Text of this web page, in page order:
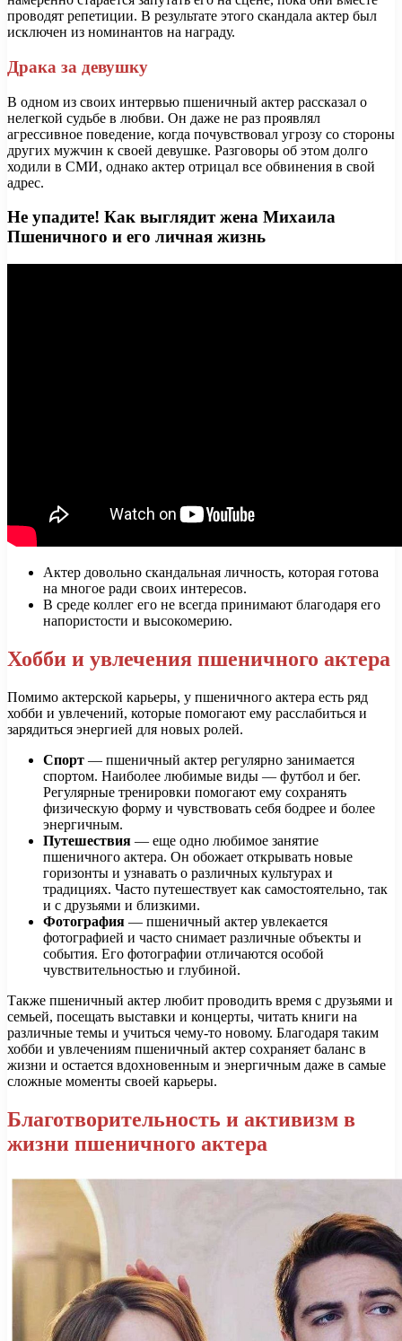
проводят репетиции. В результате этого скандала актер был
исключен из номинантов на награду.
Драка за девушку
В одном из своих интервью пшеничный актер рассказал о
нелегкой судьбе в любви. Он даже не раз проявлял
агрессивное поведение, когда почувствовал угрозу со стороны
других мужчин к своей девушке. Разговоры об этом долго
ходили в СМИ, однако актер отрицал все обвинения в свой
адрес.
Не упадите! Как выглядит жена Михаила
Пшеничного и его личная жизнь
Актер довольно скандальная личность, которая готова
на многое ради своих интересов.
В среде коллег его не всегда принимают благодаря его
напористости и высокомерию.
Хобби и увлечения пшеничного актера
Помимо актерской карьеры, у пшеничного актера есть ряд
хобби и увлечений, которые помогают ему расслабиться и
зарядиться энергией для новых ролей.
Спорт — пшеничный актер регулярно занимается
спортом. Наиболее любимые виды — футбол и бег.
Регулярные тренировки помогают ему сохранять
физическую форму и чувствовать себя бодрее и более
энергичным.
Путешествия — еще одно любимое занятие
пшеничного актера. Он обожает открывать новые
горизонты и узнавать о различных культурах и
традициях. Часто путешествует как самостоятельно, так
и с друзьями и близкими.
Фотография — пшеничный актер увлекается
фотографией и часто снимает различные объекты и
события. Его фотографии отличаются особой
чувствительностью и глубиной.
Также пшеничный актер любит проводить время с друзьями и
семьей, посещать выставки и концерты, читать книги на
различные темы и учиться чему-то новому. Благодаря таким
хобби и увлечениям пшеничный актер сохраняет баланс в
жизни и остается вдохновенным и энергичным даже в самые
сложные моменты своей карьеры.
Благотворительность и активизм в
жизни пшеничного актера